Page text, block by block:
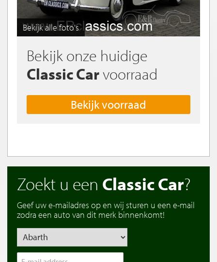
Bekijk alle foto's
Bekijk onze huidige
Classic Carvoorraad
Bekijk voorraad
Zoekt u een Classic Car?
Geef uw e-mailadres op en wij sturen u een e-mail
zodra een auto van dit merk binnenkomt!